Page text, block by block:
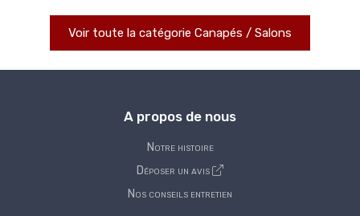
Voir toute la catégorie Canapés / Salons
A propos de nous
Notre histoire
Déposer un avis
Nos conseils entretien